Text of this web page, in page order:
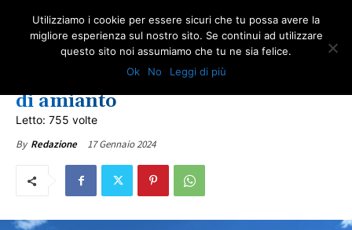
EMILIA ROMAGNA
Rimini, nel 2023 via 18 tonnellate
di amianto
Letto: 755 volte
By Redazione 17 Gennaio 2024
Utilizziamo i cookie per essere sicuri che tu possa avere la
migliore esperienza sul nostro sito. Se continui ad utilizzare
questo sito noi assumiamo che tu ne sia felice.
Ok
No Leggi di più